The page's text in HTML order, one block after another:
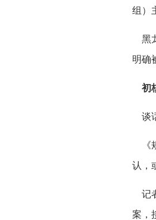
组）
黑
明确
初
谈
《
认，
记
案，